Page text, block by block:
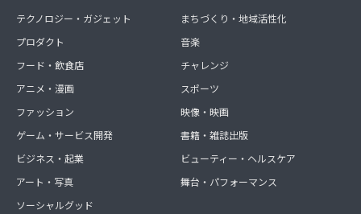
テクノロジー・ガジェット
プロダクト
フード・飲食店
アニメ・漫画
ファッション
ゲーム・サービス開発
ビジネス・起業
アート・写真
ソーシャルグッド
まちづくり・地域活性化
音楽
チャレンジ
スポーツ
映像・映画
書籍・雑誌出版
ビューティー・ヘルスケア
舞台・パフォーマンス